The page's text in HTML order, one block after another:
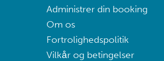
Administrer din booking
Om os
Fortrolighedspolitik
Vilkår og betingelser